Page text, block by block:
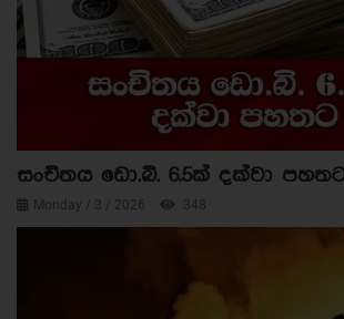
සංචිතය ඩො.බි. 6.5ක් දක්වා
Monday / 3 / 2026 348